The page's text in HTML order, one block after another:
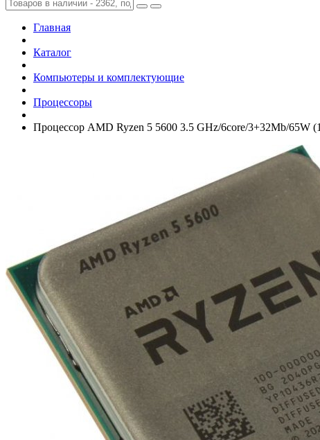
Главная
Каталог
Компьютеры и комплектующие
Процессоры
Процессор AMD Ryzen 5 5600 3.5 GHz/­6core/­3+­32Mb/­65W